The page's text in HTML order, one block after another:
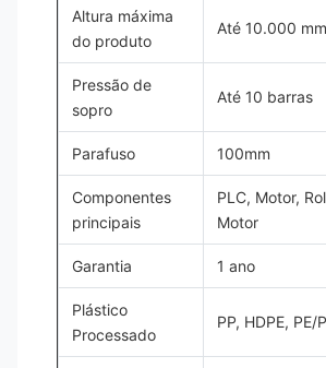
Altura máxima
do produto
Até 10.000 mm
Pressão de
sopro
Até 10 barras
Parafuso 100mm
Componentes
principais
PLC, Motor,
Motor
Garantia 1 ano
Plástico
Processado
PP, HDPE, PE/